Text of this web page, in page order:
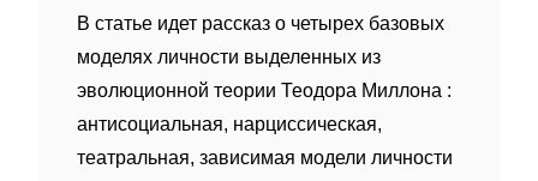
В статье идет рассказ о четырех базовых
моделях личности выделенных из
эволюционной теории Теодора Миллона :
антисоциальная, нарциссическая,
театральная, зависимая модели личности